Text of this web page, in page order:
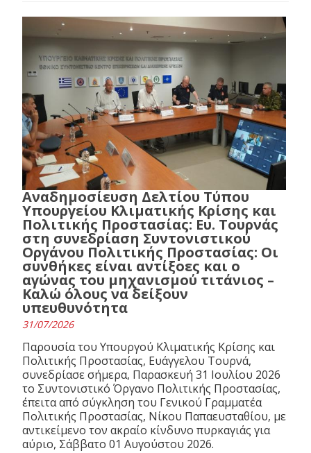
Αναδημοσίευση Δελτίου Τύπου
Υπουργείου Κλιματικής Κρίσης και
Πολιτικής Προστασίας: Ευ. Τουρνάς
στη συνεδρίαση Συντονιστικού
Οργάνου Πολιτικής Προστασίας: Οι
συνθήκες είναι αντίξοες και ο
αγώνας του μηχανισμού τιτάνιος –
Καλώ όλους να δείξουν
υπευθυνότητα
31/07/2026
Παρουσία του Υπουργού Κλιματικής Κρίσης και
Πολιτικής Προστασίας, Ευάγγελου Τουρνά,
συνεδρίασε σήμερα, Παρασκευή 31 Ιουλίου 2026
το Συντονιστικό Όργανο Πολιτικής Προστασίας,
έπειτα από σύγκληση του Γενικού Γραμματέα
Πολιτικής Προστασίας, Νίκου Παπαευσταθίου, με
αντικείμενο τον ακραίο κίνδυνο πυρκαγιάς για
αύριο, Σάββατο 01 Αυγούστου 2026.